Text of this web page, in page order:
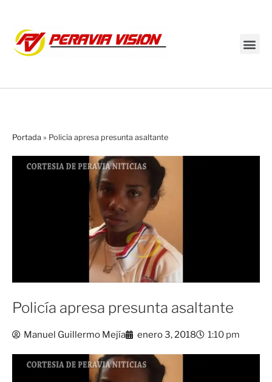
Portada » Policía apresa presunta asaltante
Policía apresa presunta asaltante
Manuel Guillermo Mejía enero 3, 2018 1:10 pm